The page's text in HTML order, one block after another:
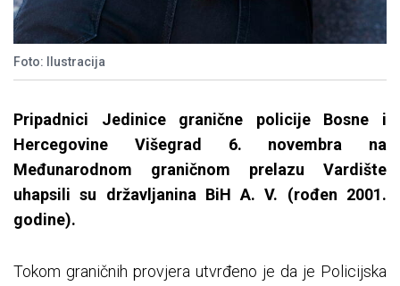
Foto: Ilustracija
Pripadnici Jedinice granične policije Bosne i
Hercegovine Višegrad 6. novembra na
Međunarodnom graničnom prelazu Vardište
uhapsili su državljanina BiH A. V. (rođen 2001.
godine).
Tokom graničnih provjera utvrđeno je da je Policijska